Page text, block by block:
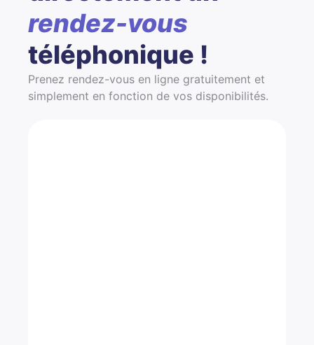
rendez-vous
téléphonique !
Prenez rendez-vous en ligne gratuitement et
simplement en fonction de vos disponibilités.